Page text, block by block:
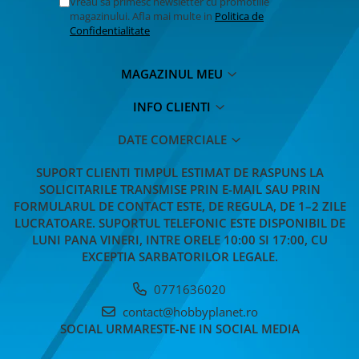
MACHETE MOTOCICLETE SI
MACHETE NAVE MILITARE –
MACHETE RALIU – Miniaturi Masini
de Raliu la Diverse Scari
MACHETE VEHICULE INTERVENTIE
MINI DIORAME
Seturi HOTWHEELS
VITRINE, FIGURINE, ACCESORII
ACCESORII CARNAVAL
ACCESORII SI BIJUTERII CARNAVAL
magazinului. Afla mai multe in Politica de
Confidentialitate
MAGAZINUL MEU
INFO CLIENTI
DATE COMERCIALE
SUPORT CLIENTI TIMPUL ESTIMAT DE RASPUNS LA
SOLICITARILE TRANSMISE PRIN E-MAIL SAU PRIN
FORMULARUL DE CONTACT ESTE, DE REGULA, DE 1–2 ZILE
LUCRATOARE. SUPORTUL TELEFONIC ESTE DISPONIBIL DE
LUNI PANA VINERI, INTRE ORELE 10:00 SI 17:00, CU
EXCEPTIA SARBATORILOR LEGALE.
0771636020
contact@hobbyplanet.ro
SOCIAL URMARESTE-NE IN SOCIAL MEDIA